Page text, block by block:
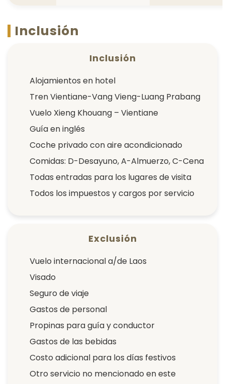
Inclusión
Inclusión
Alojamientos en hotel
Tren Vientiane-Vang Vieng-Luang Prabang
Vuelo Xieng Khouang – Vientiane
Guía en inglés
Coche privado con aire acondicionado
Comidas: D-Desayuno, A-Almuerzo, C-Cena
Todas entradas para los lugares de visita
Todos los impuestos y cargos por servicio
Exclusión
Vuelo internacional a/de Laos
Visado
Seguro de viaje
Gastos de personal
Propinas para guía y conductor
Gastos de las bebidas
Costo adicional para los días festivos
Otro servicio no mencionado en este